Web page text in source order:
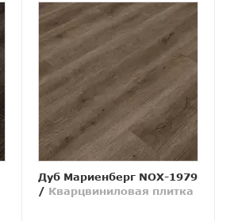
Дуб Мариенберг NOX-1979
/ Кварцвиниловая плитка